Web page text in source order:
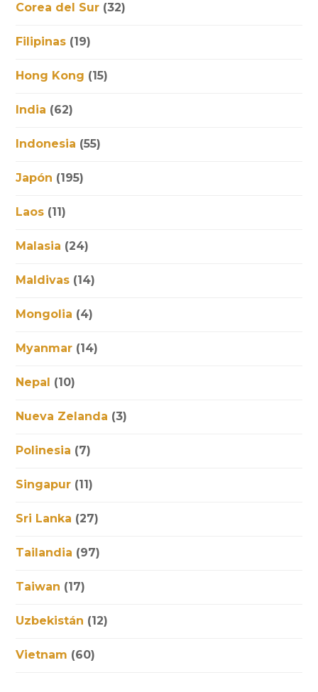
Corea del Sur (32)
Filipinas (19)
Hong Kong (15)
India (62)
Indonesia (55)
Japón (195)
Laos (11)
Malasia (24)
Maldivas (14)
Mongolia (4)
Myanmar (14)
Nepal (10)
Nueva Zelanda (3)
Polinesia (7)
Singapur (11)
Sri Lanka (27)
Tailandia (97)
Taiwan (17)
Uzbekistán (12)
Vietnam (60)